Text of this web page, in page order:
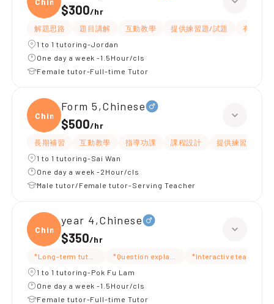
$300/hr
解題思路 題目講解 互動教學 提供練習題/試題
有愛心
1 to 1 tutoring-Jordan
One day a week -1.5Hour/cls
Female tutor-Full-time Tutor
Chine
Form 5,Chinese
$500/hr
長期補習 互動教學 指導功課 課程設計
提供練習題/試題
1 to 1 tutoring-Sai Wan
One day a week -2Hour/cls
Male tutor/Female tutor-Serving Teacher
Chine
year 4,Chinese
$350/hr
*Long-term tutoring *Question explanation*Interactive teaching
1 to 1 tutoring-Pok Fu Lam
One day a week -1.5Hour/cls
Female tutor-Full-time Tutor